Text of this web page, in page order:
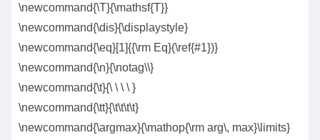
\newcommand{\T}{\mathsf{T}}
\newcommand{\dis}{\displaystyle}
\newcommand{\eq}[1]{{\rm Eq}(\ref{#1})}
\newcommand{\n}{\notag\\}
\newcommand{\t}{\ \ \ \ }
\newcommand{\tt}{\t\t\t\t}
\newcommand{\argmax}{\mathop{\rm arg\, max}\limits}